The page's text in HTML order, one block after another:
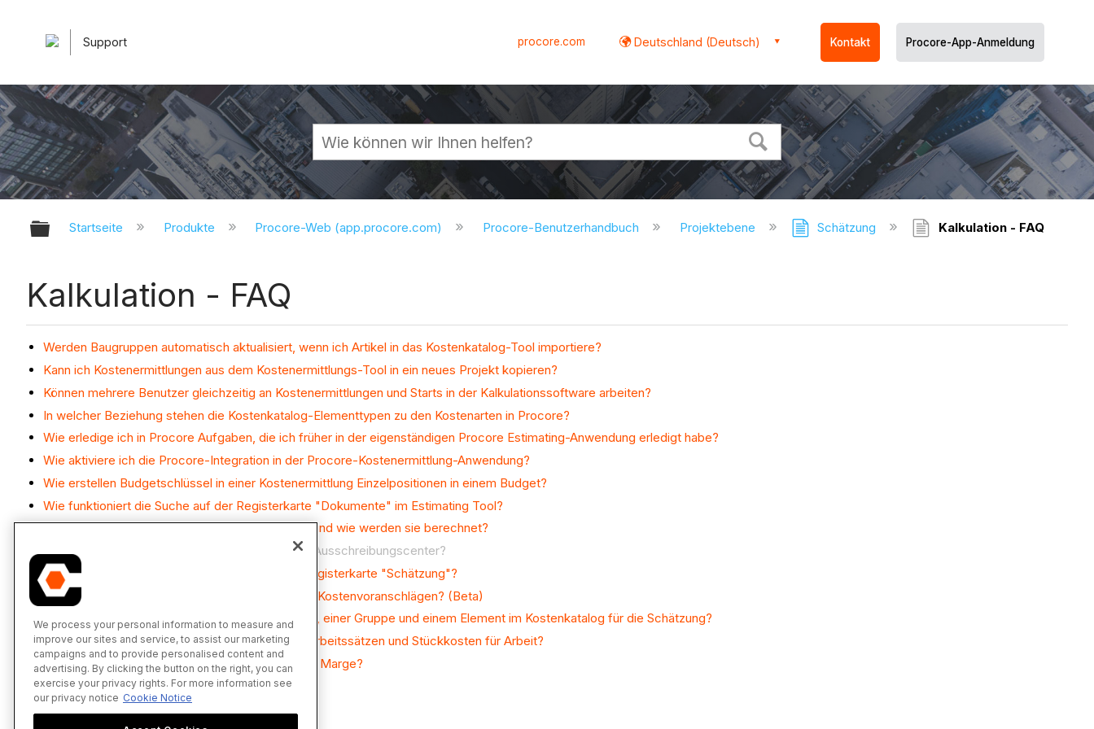
Support procore.com Deutschland (Deutsch) Kontakt Procore-App-Anmeldung
Globale Hierarchie auf- und zuklappen
Startseite Produkte Procore-Web (app.procore.com) Procore-Benutzerhandbuch Projektebene Schätzung Kalkulation - FAQ
Kalkulation - FAQ
Werden Baugruppen automatisch aktualisiert, wenn ich Artikel in das Kostenkatalog-Tool importiere?
Kann ich Kostenermittlungen aus dem Kostenermittlungs-Tool in ein neues Projekt kopieren?
Können mehrere Benutzer gleichzeitig an Kostenermittlungen und Starts in der Kalkulationssoftware arbeiten?
In welcher Beziehung stehen die Kostenkatalog-Elementtypen zu den Kostenarten in Procore?
Wie erledige ich in Procore Aufgaben, die ich früher in der eigenständigen Procore Estimating-Anwendung erledigt habe?
Wie aktiviere ich die Procore-Integration in der Procore-Kostenermittlung-Anwendung?
Wie erstellen Budgetschlüssel in einer Kostenermittlung Einzelpositionen in einem Budget?
Wie funktioniert die Suche auf der Registerkarte "Dokumente" im Estimating Tool?
Welche Felder sind in einer Schätzung enthalten und wie werden sie berechnet?
Was ist die Funktion "Sperren" für ein Projekt im Ausschreibungscenter?
Was ist die Funktion "Artikel ersetzen" auf der Registerkarte "Schätzung"?
Was ist die Integration von Ausschreibungen und Kostenvoranschlägen? (Beta)
Was ist der Unterschied zwischen einem Katalog, einer Gruppe und einem Element im Kostenkatalog für die Schätzung?
Was ist der Unterschied zwischen individuellen Arbeitssätzen und Stückkosten für Arbeit?
Was ist der Unterschied zwischen Aufschlag und Marge?
We process your personal information to measure and
improve our sites and service, to assist our marketing
campaigns and to provide personalised content and
advertising. By clicking the button on the right, you can
exercise your privacy rights. For more information see
our privacy notice Cookie Notice